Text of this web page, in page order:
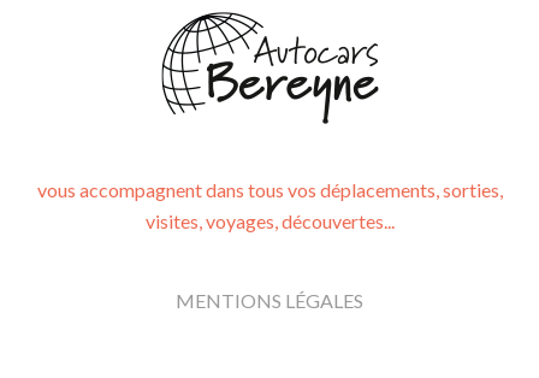
vous accompagnent dans tous vos déplacements, sorties,
visites, voyages, découvertes...
MENTIONS LÉGALES